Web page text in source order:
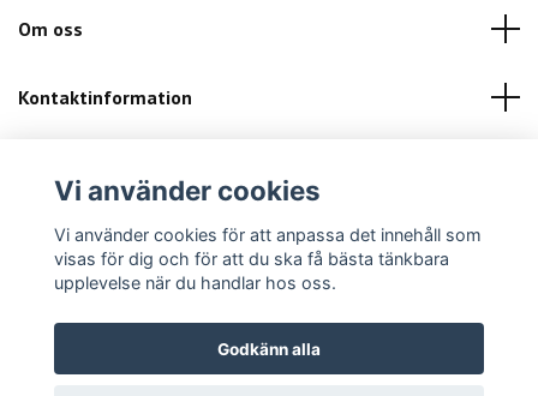
Om oss
Kontaktinformation
Sociala medier
Vi använder cookies
Vi använder cookies för att anpassa det innehåll som
visas för dig och för att du ska få bästa tänkbara
upplevelse när du handlar hos oss.
Godkänn alla